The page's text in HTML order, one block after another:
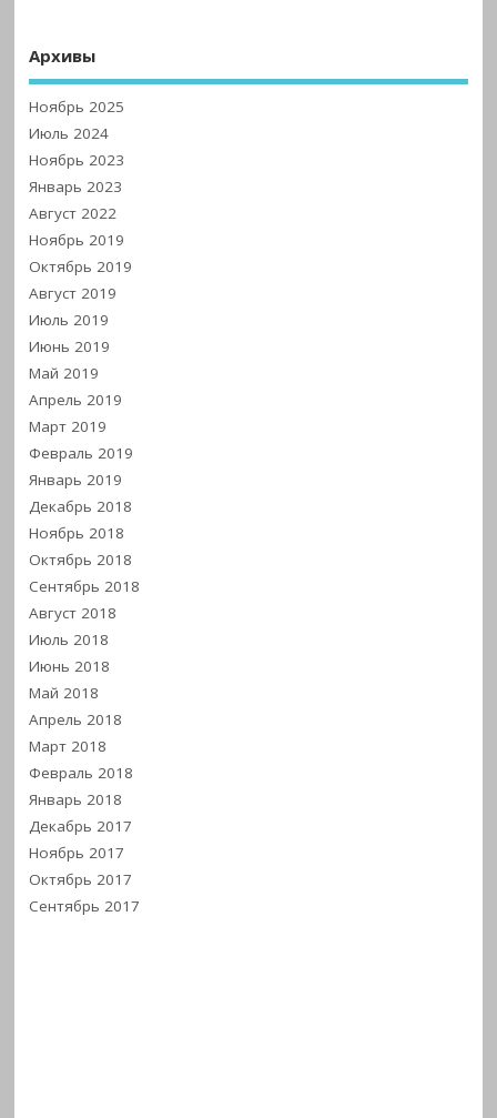
Архивы
Ноябрь 2025
Июль 2024
Ноябрь 2023
Январь 2023
Август 2022
Ноябрь 2019
Октябрь 2019
Август 2019
Июль 2019
Июнь 2019
Май 2019
Апрель 2019
Март 2019
Февраль 2019
Январь 2019
Декабрь 2018
Ноябрь 2018
Октябрь 2018
Сентябрь 2018
Август 2018
Июль 2018
Июнь 2018
Май 2018
Апрель 2018
Март 2018
Февраль 2018
Январь 2018
Декабрь 2017
Ноябрь 2017
Октябрь 2017
Сентябрь 2017